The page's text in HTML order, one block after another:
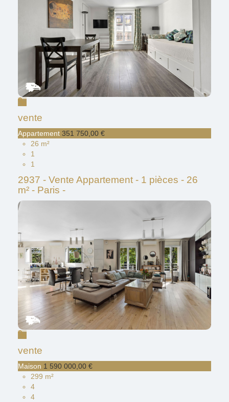
vente
Appartement 351 750,00 €
26 m²
1
1
2937 - Vente Appartement - 1 pièces - 26
m² - Paris -
vente
Maison 1 590 000,00 €
299 m²
4
4